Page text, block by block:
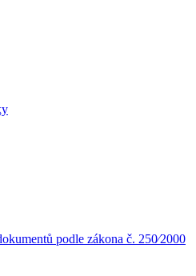
podle zákona č. 250⁄2000